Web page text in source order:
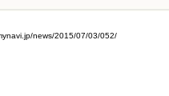
news/2015/07/03/052/